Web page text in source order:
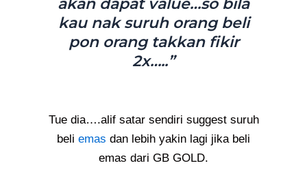
kau nak suruh orang beli
pon orang takkan fikir
2x…..”
Tue dia….alif satar sendiri suggest suruh
beli emas dan lebih yakin lagi jika beli
emas dari GB GOLD.